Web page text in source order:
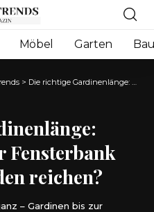
Möbel Garten
> Die richtige Gardinenlänge: Sollten sie bis zur Fensterbank oder bis zum Boden reichen?
Fensterbank
reichen?
– Gardinen bis zur